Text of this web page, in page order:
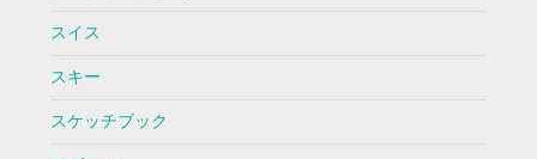
スイス
スキー
スケッチブック